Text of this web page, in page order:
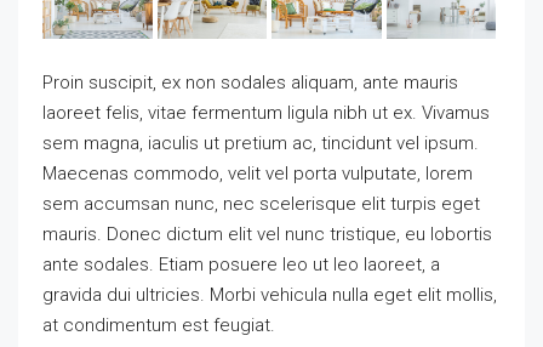
Proin suscipit, ex non sodales aliquam, ante mauris
laoreet felis, vitae fermentum ligula nibh ut ex. Vivamus
sem magna, iaculis ut pretium ac, tincidunt vel ipsum.
Maecenas commodo, velit vel porta vulputate, lorem
sem accumsan nunc, nec scelerisque elit turpis eget
mauris. Donec dictum elit vel nunc tristique, eu lobortis
ante sodales. Etiam posuere leo ut leo laoreet, a
gravida dui ultricies. Morbi vehicula nulla eget elit mollis,
at condimentum est feugiat.